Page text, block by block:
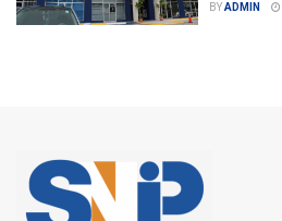
BYADMIN